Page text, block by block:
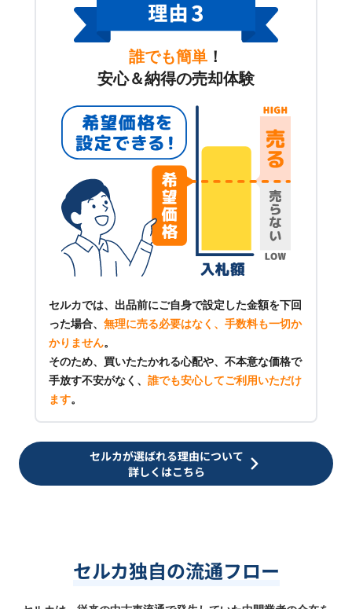
誰でも簡単 ！
安心＆納得の売却体験
セルカでは、出品前にご自身で設定した金額を下回
った場合、 無理に売る必要はなく、手数料も一切か
かりません。
そのため、買いたたかれる心配や、不本意な価格で
手放す不安がなく、 誰でも安心してご利用いただけ
ます。
セルカが選ばれる理由について
詳しくはこちら
セルカ独自の流通フロー